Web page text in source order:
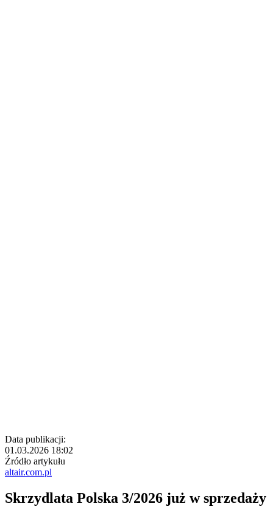
Data publikacji:
01.03.2026 18:02
Źródło artykułu
altair.com.pl
Skrzydlata Polska 3/2026 już w sprzedaży